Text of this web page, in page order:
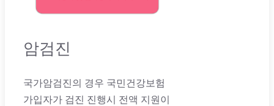
암검진
국가암검진의 경우 국민건강보험
가입자가 검진 진행시 전액 지원이